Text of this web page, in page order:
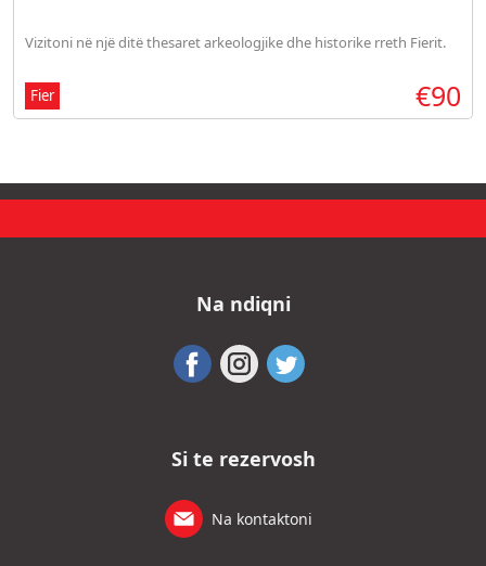
Vizitoni në një ditë thesaret arkeologjike dhe historike rreth Fierit.
Fier €90
Na ndiqni
Si te rezervosh
Na kontaktoni